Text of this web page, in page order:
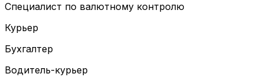
Специалист по валютному контролю
Курьер
Бухгалтер
Водитель-курьер